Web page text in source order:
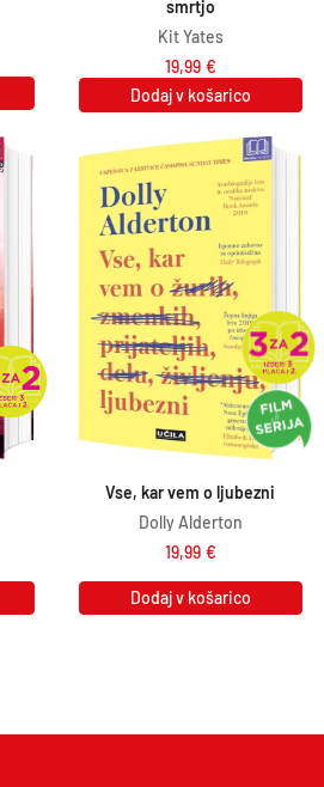
smrtjo
Kit Yates
19,99 €
Dodaj v košarico
Vse, kar vem o ljubezni
Dolly Alderton
19,99 €
Dodaj v košarico